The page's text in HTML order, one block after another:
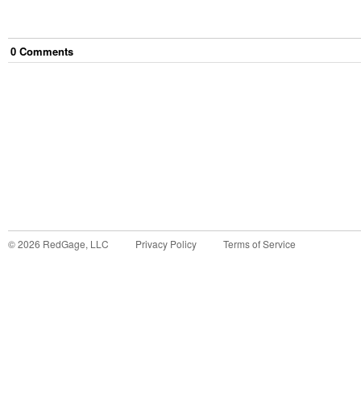
0 Comments
©2026 RedGage, LLC Privacy Policy Terms of Service